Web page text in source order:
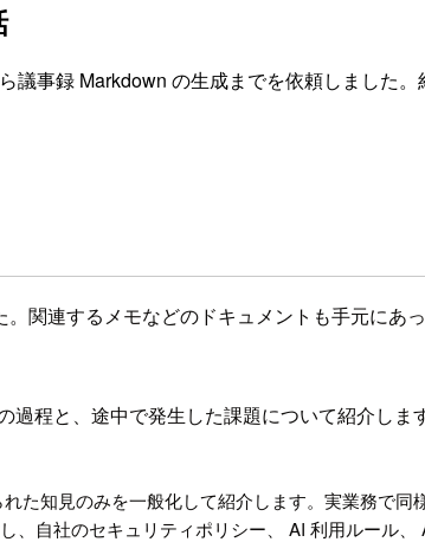
事録 Markdown の生成までを依頼しました。
関連するメモなどのドキュメントも手元にあ
程と、途中で発生した課題について紹介します
た知見のみを一般化して紹介します。実業務で同
自社のセキュリティポリシー、 AI 利用ルール、